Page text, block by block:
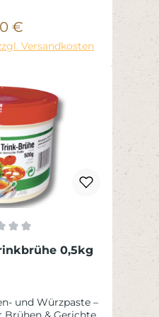
Preis:
€
Versandkosten
Bewertung von 0 von 5
0,5kg
und Würzpaste –